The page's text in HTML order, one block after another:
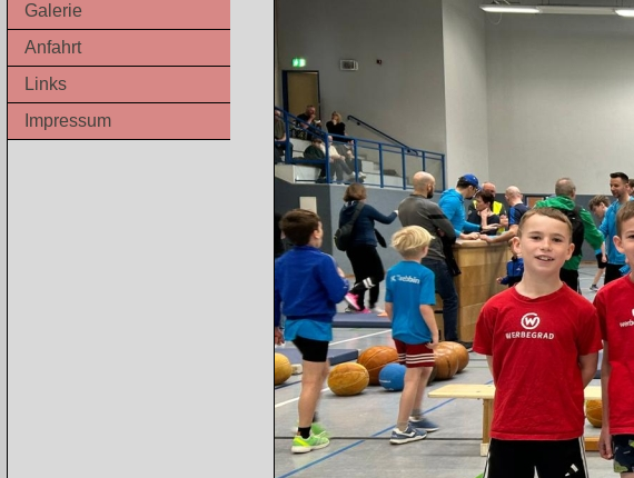
Galerie
Anfahrt
Links
Impressum